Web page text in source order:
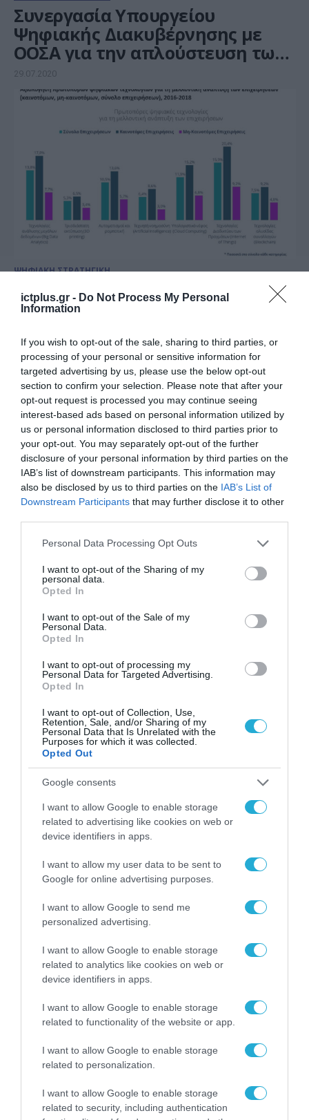
ictplus.gr - Do Not Process My Personal
Information
If you wish to opt-out of the sale, sharing to third parties, or
processing of your personal or sensitive information for
targeted advertising by us, please use the below opt-out
section to confirm your selection. Please note that after your
opt-out request is processed you may continue seeing
interest-based ads based on personal information utilized by
us or personal information disclosed to third parties prior to
your opt-out. You may separately opt-out of the further
disclosure of your personal information by third parties on the
IAB’s list of downstream participants. This information may
also be disclosed by us to third parties on the IAB’s List of
Downstream Participants that may further disclose it to other
Please note that this website/app uses one or more Google
not limited to your visit or usage behaviour. You may click to
grant or deny consent to Google and its third-party tags to
use your data for below specified purposes in below Google
consent section.
Personal Data Processing Opt Outs
I want to opt-out of the Sharing of my
personal data.
Opted In
I want to opt-out of the Sale of my
Personal Data.
Opted In
I want to opt-out of processing my
Personal Data for Targeted Advertising.
Opted In
I want to opt-out of Collection, Use,
Retention, Sale, and/or Sharing of my
Personal Data that Is Unrelated with the
Purposes for which it was collected.
Opted Out
Google consents
I want to allow Google to enable storage
related to advertising like cookies on web or
device identifiers in apps.
I want to allow my user data to be sent to
Google for online advertising purposes.
I want to allow Google to send me
personalized advertising.
I want to allow Google to enable storage
related to analytics like cookies on web or
device identifiers in apps.
I want to allow Google to enable storage
related to functionality of the website or app.
I want to allow Google to enable storage
related to personalization.
I want to allow Google to enable storage
related to security, including authentication
Συνεργασία Υπουργείου
Ψηφιακής Διακυβέρνησης με
ΟΟΣΑ για την απλούστευση των
διαδικασιών και τη μείωση της
γραφειοκρατίας
29.07.2020
ΨΗΦΙΑΚΗ ΣΤΡΑΤΗΓΙΚΗ
Ο Ψηφιακός Μετασχηματισμός
στο επίκεντρο της στρατηγικής
10.07.2020
ΨΗΦΙΑΚΗ ΣΤΡΑΤΗΓΙΚΗ
Ο Δήμαρχος Θεσσαλονίκης
Κωνσταντίνος Ζέρβας ξενάγησε
Ελλάδα Τζέφρι Πάιατ στον χώρο
όπου διαμορφώνεται το Διεθνές
Κέντρο Επιτάχυνσης Ψηφιακού
Μετασχηματισμού
10.07.2020
ΨΗΦΙΑΚΗ ΣΤΡΑΤΗΓΙΚΗ
Οικονομία και ασφάλεια για το
Δημόσιο από τη συγκέντρωση
όλων των συστημάτων στο G-
Cloud
10.07.2020
ΨΗΦΙΑΚΗ ΣΤΡΑΤΗΓΙΚΗ